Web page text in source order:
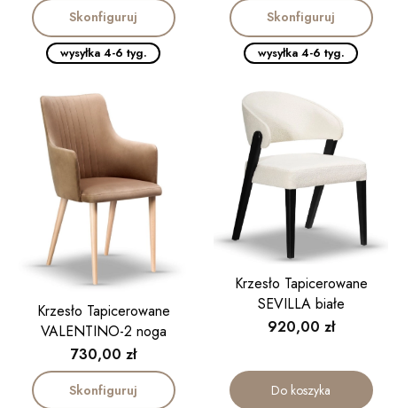
Skonfiguruj
wysyłka 4-6 tyg.
Skonfiguruj
wysyłka 4-6 tyg.
Krzesło Tapicerowane
VALENTINO-2 noga
drewniana
Cena
730,00 zł
Skonfiguruj
Krzesło Tapicerowane
SEVILLA białe
Cena
920,00 zł
Do koszyka